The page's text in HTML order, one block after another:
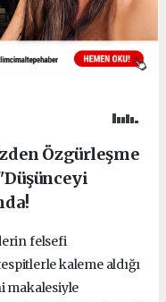
Özgürleşme
felsefi
kaleme aldığı
makalesiyle